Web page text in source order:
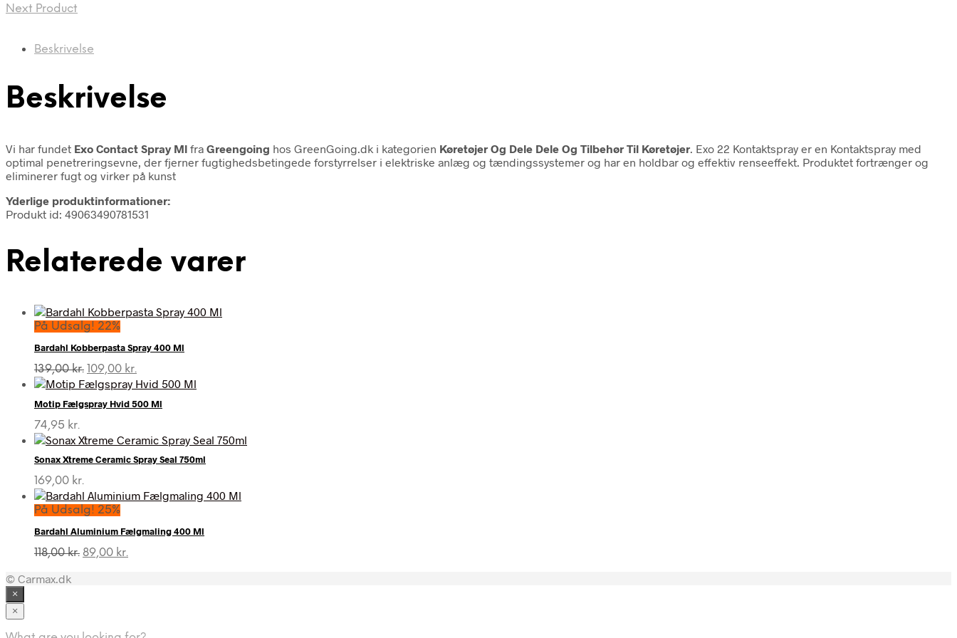
Next Product
Beskrivelse
Beskrivelse
Vi har fundet Exo Contact Spray Ml fra Greengoing hos GreenGoing.dk i kategorien Køretøjer Og Dele Dele Og Tilbehør Til Køretøjer . Exo 22 Kontaktspray er en Kontaktspray med
optimal penetreringsevne, der fjerner fugtighedsbetingede forstyrrelser i elektriske anlæg og tændingssystemer og har en holdbar og effektiv renseeffekt. Produktet fortrænger og
eliminerer fugt og virker på kunst
Yderlige produktinformationer:
Produkt id: 49063490781531
Relaterede varer
På Udsalg! 22%
Bardahl Kobberpasta Spray 400 Ml
139,00kr. Den
oprindelige
var:
109,00 kr.
aktuelle
er:
Motip Fælgspray Hvid 500 Ml
74,95 kr.
Sonax Xtreme Ceramic Spray Seal 750ml
169,00 kr.
På Udsalg! 25%
Bardahl Aluminium Fælgmaling 400 Ml
118,00kr. Den
89,00 kr.
© Carmax.dk
×
×